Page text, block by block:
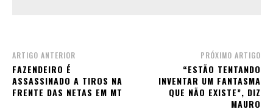
ARTIGO ANTERIOR
FAZENDEIRO É
ASSASSINADO A TIROS NA
FRENTE DAS NETAS EM MT
PRÓXIMO ARTIGO
“ESTÃO TENTANDO
INVENTAR UM FANTASMA
QUE NÃO EXISTE”, DIZ
MAURO